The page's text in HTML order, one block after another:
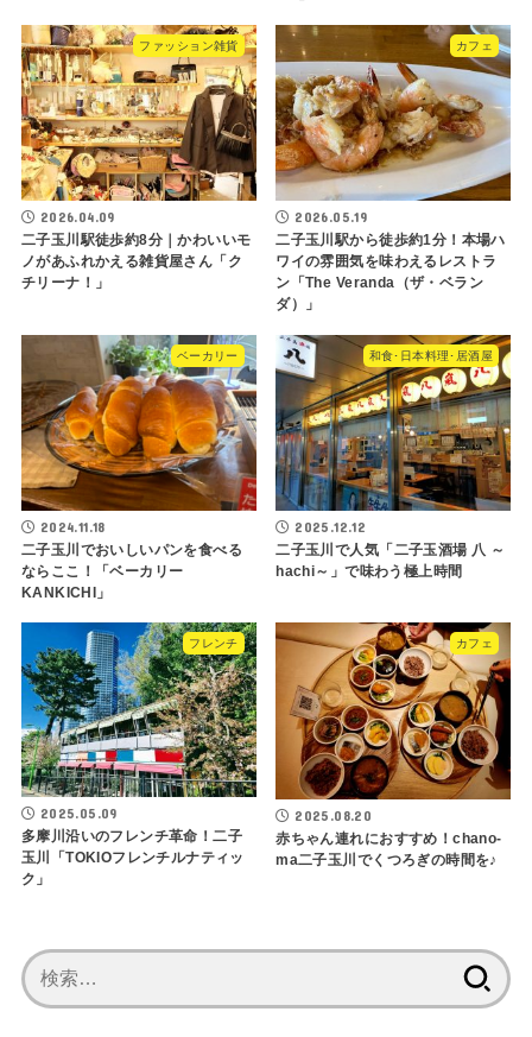
ファッション雑貨
2026.04.09
二子玉川駅徒歩約8分｜かわいいモ
ノがあふれかえる雑貨屋さん「ク
チリーナ！」
カフェ
2026.05.19
二子玉川駅から徒歩約1分！本場ハ
ワイの雰囲気を味わえるレストラ
ン「The Veranda（ザ・ベラン
ダ）」
ベーカリー
2024.11.18
二子玉川でおいしいパンを食べる
ならここ！「ベーカリー
KANKICHI」
和食･日本料理･居酒屋
2025.12.12
二子玉川で人気「二子玉酒場 八 ～
hachi～」で味わう極上時間
フレンチ
2025.05.09
多摩川沿いのフレンチ革命！二子
玉川「TOKIOフレンチルナティッ
ク」
カフェ
2025.08.20
赤ちゃん連れにおすすめ！chano-
ma二子玉川でくつろぎの時間を♪
索: